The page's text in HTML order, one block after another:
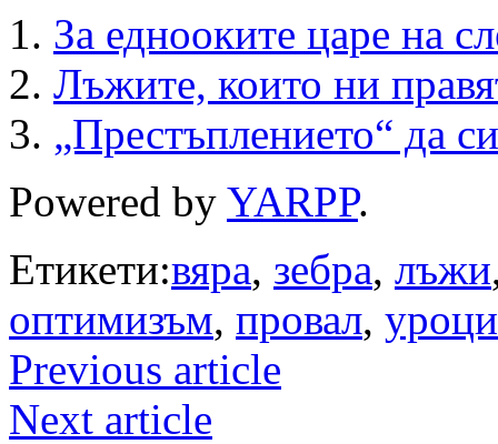
За еднооките царе на
Лъжите, които ни
„Престъплението“ да
Powered by YARPP.
Етикети:вяра, зебра, лъжи
оптимизъм, провал, уроци
Previous article
Next article